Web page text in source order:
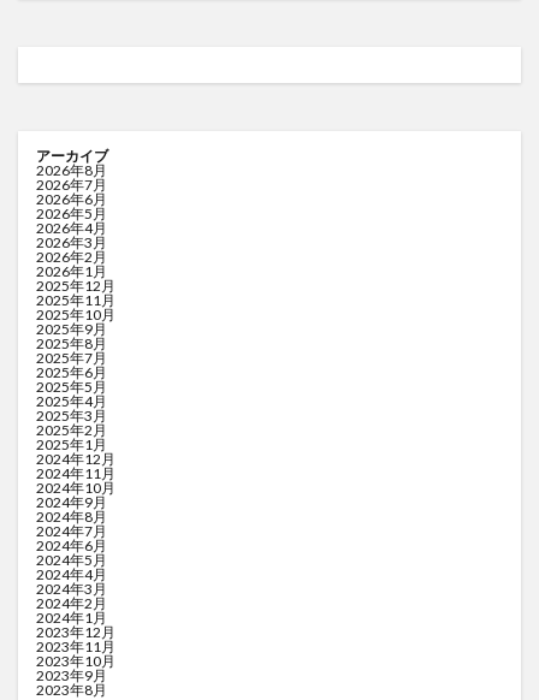
アーカイブ
2026年8月
2026年7月
2026年6月
2026年5月
2026年4月
2026年3月
2026年2月
2026年1月
2025年12月
2025年11月
2025年10月
2025年9月
2025年8月
2025年7月
2025年6月
2025年5月
2025年4月
2025年3月
2025年2月
2025年1月
2024年12月
2024年11月
2024年10月
2024年9月
2024年8月
2024年7月
2024年6月
2024年5月
2024年4月
2024年3月
2024年2月
2024年1月
2023年12月
2023年11月
2023年10月
2023年9月
2023年8月